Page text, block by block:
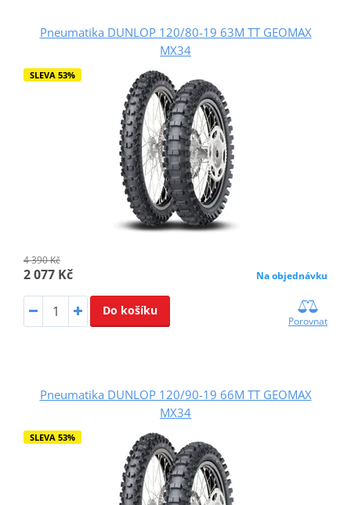
Pneumatika DUNLOP 120/80-19 63M TT GEOMAX
MX34
SLEVA 53%
4 390 Kč
2 077 Kč Na objednávku
Do košíku
Porovnat
Pneumatika DUNLOP 120/90-19 66M TT GEOMAX
MX34
SLEVA 53%